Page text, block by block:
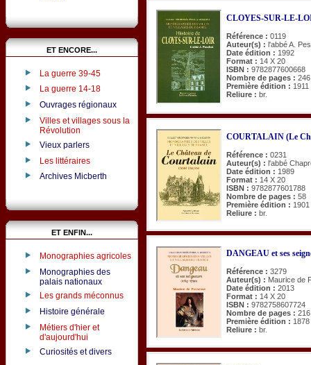
ET ENCORE...
La guerre 39-45
La guerre 14-18
Ouvrages régionaux
Villes et villages sous la
Révolution
Vieux parlers
Les littéraires
Archives Micberth
ET ENFIN...
Monographies agricoles
Monographies des
palais nationaux
Les grands méconnus
Histoire générale
Métiers d'hier et
d'aujourd'hui
Curiosités et divers
CLOYES-SUR-LE-
Référence : 0119
Auteur(s) : l'abbé A.
Date édition : 1992
Format : 14 X 20
ISBN : 9782877600668
Nombre de pages : 246
Première édition : 1911
Reliure : br.
COURTALAIN (Le
Référence : 0231
Auteur(s) : l'abbé
Date édition : 1989
Format : 14 X 20
ISBN : 9782877601788
Nombre de pages : 58
Première édition : 1901
Reliure : br.
DANGEAU et ses
Référence : 3279
Auteur(s) : Maurice de
Date édition : 2013
Format : 14 X 20
ISBN : 9782758607724
Nombre de pages : 216
Première édition : 1878
Reliure : br.